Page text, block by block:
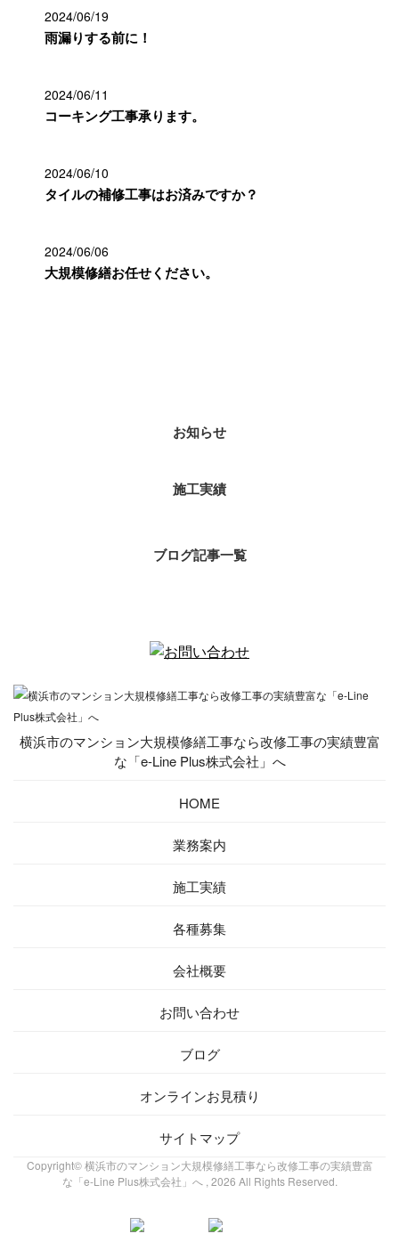
2024/06/19
雨漏りする前に！
2024/06/11
コーキング工事承ります。
2024/06/10
タイルの補修工事はお済みですか？
2024/06/06
大規模修繕お任せください。
お知らせ
施工実績
ブログ記事一覧
横浜市のマンション大規模修繕工事なら改修工事の実績豊富
な「e-Line Plus株式会社」へ
HOME
業務案内
施工実績
各種募集
会社概要
お問い合わせ
ブログ
オンラインお見積り
サイトマップ
Copyright© 横浜市のマンション大規模修繕工事なら改修工事の実績豊富
な「e-Line Plus株式会社」へ , 2026 All Rights Reserved.